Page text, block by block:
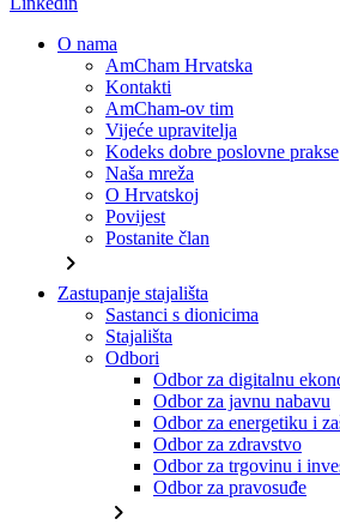
O nama
AmCham Hrvatska
Kontakti
AmCham-ov tim
Vijeće upravitelja
Kodeks dobre poslovne prakse
Naša mreža
O Hrvatskoj
Povijest
Postanite član
chevron_right
Zastupanje stajališta
Sastanci s dionicima
Stajališta
Odbori
Odbor za digitalnu
Odbor za javnu nabavu
Odbor za energetiku i
Odbor za zdravstvo
Odbor za trgovinu i
Odbor za pravosuđe
chevron_right